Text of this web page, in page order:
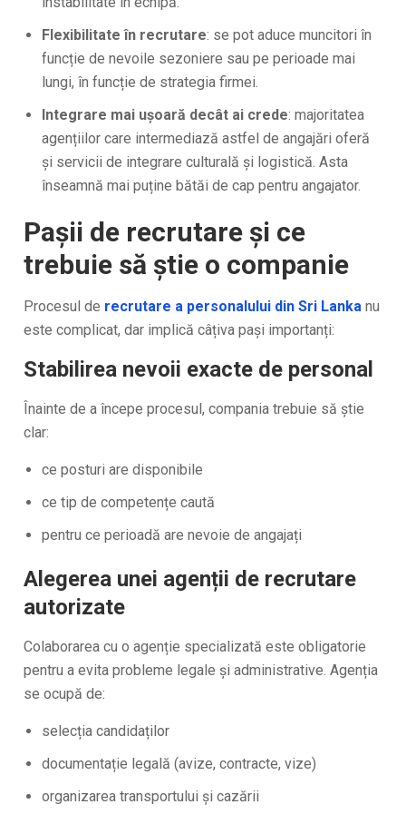
Flexibilitate în recrutare: se pot aduce muncitori în
funcție de nevoile sezoniere sau pe perioade mai
lungi, în funcție de strategia firmei.
Integrare mai ușoară decât ai crede: majoritatea
agențiilor care intermediază astfel de angajări oferă
și servicii de integrare culturală și logistică. Asta
înseamnă mai puține bătăi de cap pentru angajator.
Pașii de recrutare și ce
trebuie să știe o companie
Procesul de recrutare a personalului din Sri Lanka nu
este complicat, dar implică câțiva pași importanți:
Stabilirea nevoii exacte de personal
Înainte de a începe procesul, compania trebuie să știe
clar:
ce posturi are disponibile
ce tip de competențe caută
pentru ce perioadă are nevoie de angajați
Alegerea unei agenții de recrutare
autorizate
Colaborarea cu o agenție specializată este obligatorie
pentru a evita probleme legale și administrative. Agenția
se ocupă de:
selecția candidaților
documentație legală (avize, contracte, vize)
organizarea transportului și cazării